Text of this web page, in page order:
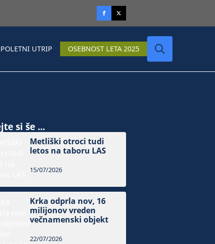
UTRIP OSEBNOST LETA 2025
si še ...
Metliški otroci tudi
letos na taboru LAS
15/07/2026
Krka odprla nov, 16
milijonov vreden
večnamenski objekt
22/07/2026